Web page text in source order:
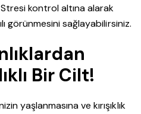
kontrol altına alarak
görünmesini sağlayabilirsiniz.
Bir Cilt!
yaşlanmasına ve kırışıklık